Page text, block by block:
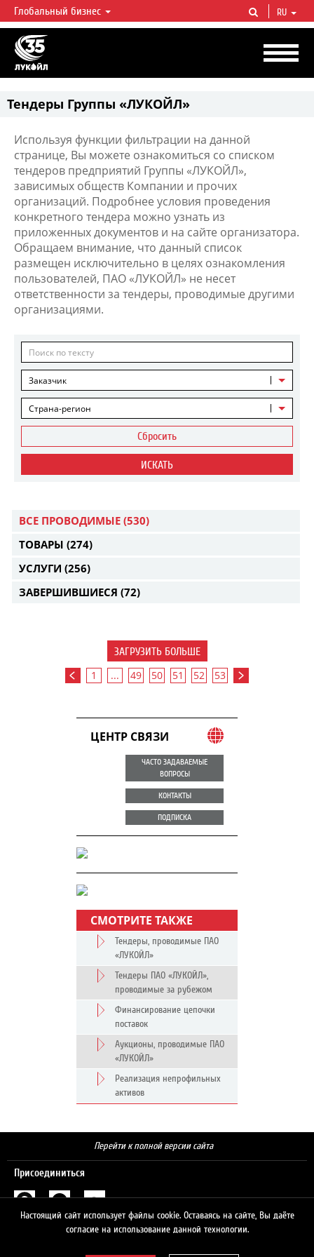
ЛУКОЙЛ СЕГОДНЯ
ЛУКОЙЛ — одна из крупнейших вертикально интегрированных
нефтегазовых компаний в мире, на долю которой приходится более 2%
мировой добычи нефти и около 1% доказанных запасов углеводородов.
Глобальный бизнес RU
Тендеры Группы «ЛУКОЙЛ»
Используя функции фильтрации на данной
странице, Вы можете ознакомиться со списком
тендеров предприятий Группы «ЛУКОЙЛ»,
зависимых обществ Компании и прочих
организаций. Подробнее условия проведения
конкретного тендера можно узнать из
приложенных документов и на сайте организатора.
Обращаем внимание, что данный список
размещен исключительно в целях ознакомления
пользователей, ПАО «ЛУКОЙЛ» не несет
ответственности за тендеры, проводимые другими
организациями.
Заказчик
Страна-регион
Сбросить
ИСКАТЬ
ВСЕ ПРОВОДИМЫЕ (530)
ТОВАРЫ (274)
УСЛУГИ (256)
ЗАВЕРШИВШИЕСЯ (72)
ЗАГРУЗИТЬ БОЛЬШЕ
1 ... 49 50 51 52 53
ЦЕНТР СВЯЗИ
ЧАСТО ЗАДАВАЕМЫЕ
ВОПРОСЫ
КОНТАКТЫ
ПОДПИСКА
СМОТРИТЕ ТАКЖЕ
Тендеры, проводимые ПАО
«ЛУКОЙЛ»
Тендеры ПАО «ЛУКОЙЛ»,
проводимые за рубежом
Финансирование цепочки
поставок
Аукционы, проводимые ПАО
«ЛУКОЙЛ»
Реализация непрофильных
активов
Перейти к полной версии сайта
Присоединиться
Настоящий сайт использует файлы cookie. Оставаясь на сайте, Вы даёте
согласие на использование данной технологии.